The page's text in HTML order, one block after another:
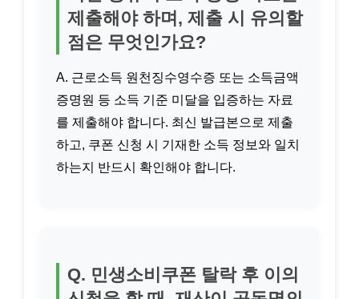
제출해야 하며, 제출 시 유의할
점은 무엇인가요?
A. 근로소득 원천징수영수증 또는 소득금액
증명원 등 소득 기준 미달을 입증하는 자료
를 제출해야 합니다. 최신 발급본으로 제출
하고, 쿠폰 신청 시 기재한 소득 정보와 일치
하는지 반드시 확인해야 합니다.
Q. 민생소비쿠폰 탈락 후 이의